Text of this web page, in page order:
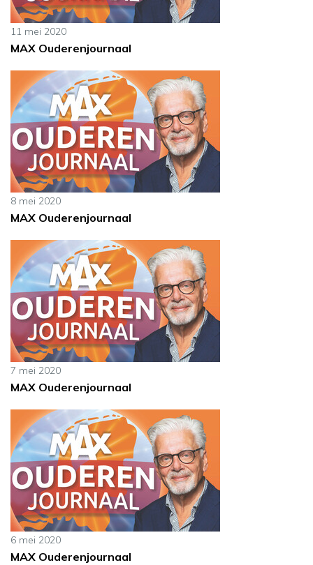
11 mei 2020
MAX Ouderenjournaal
8 mei 2020
MAX Ouderenjournaal
7 mei 2020
MAX Ouderenjournaal
6 mei 2020
MAX Ouderenjournaal